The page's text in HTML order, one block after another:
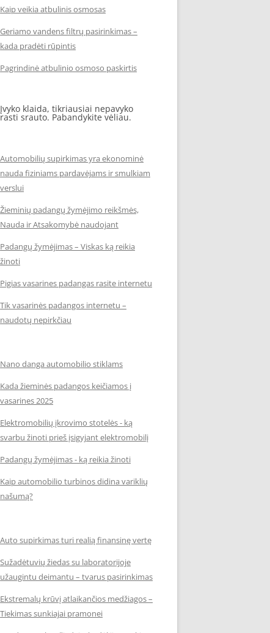
Kaip veikia atbulinis osmosas
Geriamo vandens filtrų pasirinkimas –
kada pradėti rūpintis
Pagrindinė atbulinio osmoso paskirtis
Įvyko klaida, tikriausiai nepavyko
rasti srauto. Pabandykite vėliau.
Automobilių supirkimas yra ekonominė
nauda fiziniams pardavėjams ir smulkiam
verslui
Žieminių padangų žymėjimo reikšmės,
Nauda ir Atsakomybė naudojant
Padangų žymėjimas – Viskas ką reikia
žinoti
Pigias vasarines padangas rasite internetu
Tik vasarinės padangos internetu –
naudotų nepirkčiau
Nano danga automobilio stiklams
Kada žieminės padangos keičiamos į
vasarines 2025
Elektromobilių įkrovimo stotelės - ką
svarbu žinoti prieš įsigyjant elektromobilį
Padangų žymėjimas - ką reikia žinoti
Kaip automobilio turbinos didina variklių
našumą?
Auto supirkimas turi realią finansinę vertę
Sužadėtuvių žiedas su laboratorijoje
užaugintu deimantu – tvarus pasirinkimas
Ekstremalų krūvį atlaikančios medžiagos –
Tiekimas sunkiajai pramonei